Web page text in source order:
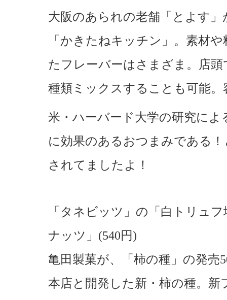
大阪のあられの老舗「とよす
「かきたねキッチン」。素材
たフレーバーはさまざま。店
種類ミックスすることも可能
米・ハーバード大学の研究に
に効果のあるおつまみである
されてましたよ！
「タネビッツ」の「白トリュ
ナッツ」(540円)
亀田製菓が、「柿の種」の発売
本店と開発した新・柿の種。